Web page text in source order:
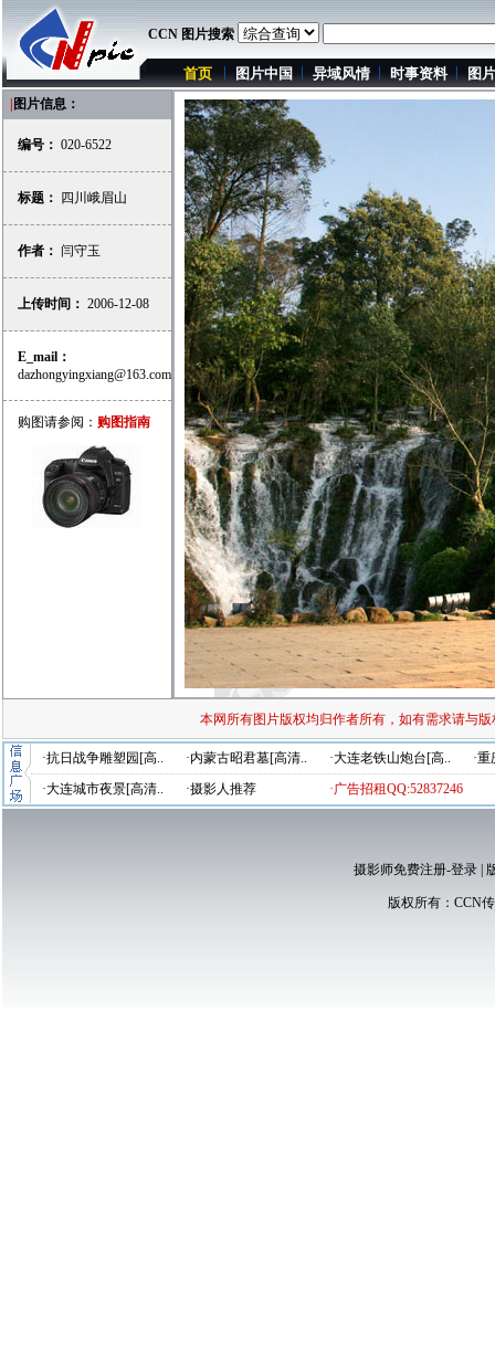
CCN 图片搜索
首页 图片中国 异域风情 时事资料 图
图片信息：
编号： 020-6522
标题： 四川峨眉山
作者： 闫守玉
上传时间： 2006-12-08
E_mail：
dazhongyingxiang@163.com
购图请参阅： 购图指南
本网所有图片版权均归作者所有，如有需求请与
·抗日战争雕塑园[高.. ·内蒙古昭君墓[高清.. ·大连老铁山炮台[高..
·
·大连城市夜景[高清..
·摄影人推荐 ·广告招租QQ:52837246
摄影师免费注册-登录|
版权所有： CCN